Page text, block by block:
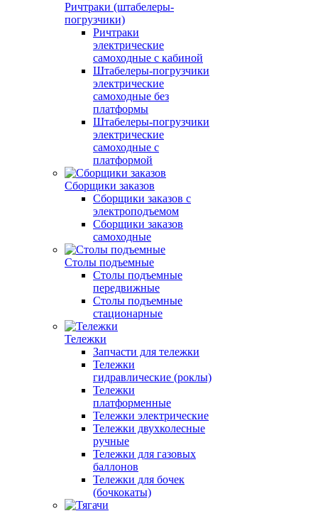
Ричтраки (штабелеры-
погрузчики)
Ричтраки
электрические
самоходные с кабиной
Штабелеры-погрузчики
электрические
самоходные без
платформы
Штабелеры-погрузчики
электрические
самоходные с
платформой
Сборщики заказов
Сборщики заказов с
электроподъемом
Сборщики заказов
самоходные
Столы подъемные
Столы подъемные
передвижные
Столы подъемные
стационарные
Тележки
Запчасти для тележки
Тележки
гидравлические (роклы)
Тележки
платформенные
Тележки электрические
Тележки двухколесные
ручные
Тележки для газовых
баллонов
Тележки для бочек
(бочкокаты)